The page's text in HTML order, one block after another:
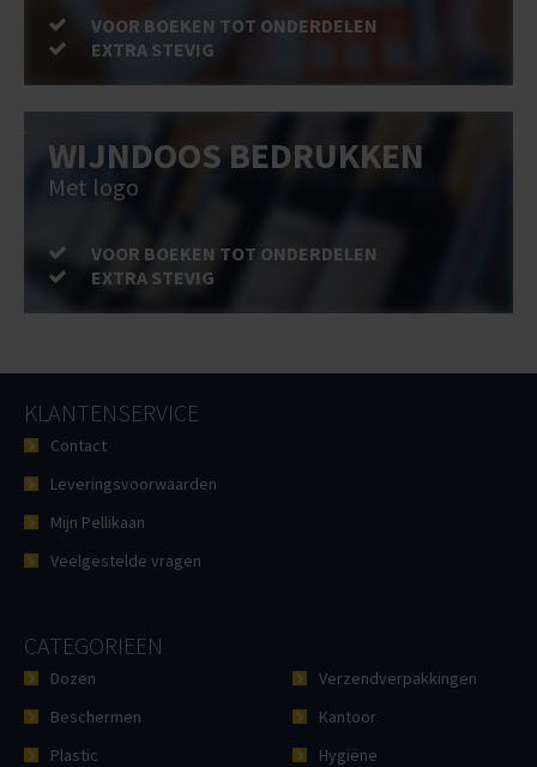
VOOR BOEKEN TOT ONDERDELEN
EXTRA STEVIG
WIJNDOOS BEDRUKKEN
Met logo
VOOR BOEKEN TOT ONDERDELEN
EXTRA STEVIG
KLANTENSERVICE
Contact
Leveringsvoorwaarden
Mijn Pellikaan
Veelgestelde vragen
CATEGORIEËN
Dozen
Beschermen
Plastic
Verzendverpakkingen
Kantoor
Hygiëne